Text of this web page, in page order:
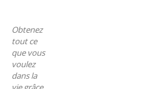
Obtenez
tout ce
que vous
voulez
dans la